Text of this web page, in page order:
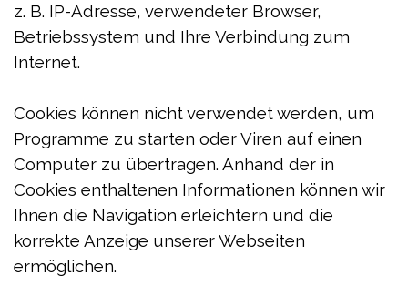
z. B. IP-Adresse, verwendeter Browser,
Betriebssystem und Ihre Verbindung zum
Internet.
Cookies können nicht verwendet werden, um
Programme zu starten oder Viren auf einen
Computer zu übertragen. Anhand der in
Cookies enthaltenen Informationen können wir
Ihnen die Navigation erleichtern und die
korrekte Anzeige unserer Webseiten
ermöglichen.